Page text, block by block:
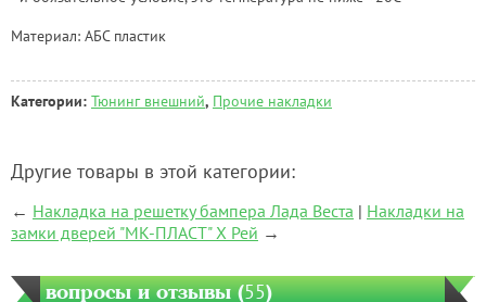
Материал: АБС пластик
Категории: Тюнинг внешний, Прочие накладки
Другие товары в этой категории:
← Накладка на решетку бампера Лада Веста | Накладки на
замки дверей "МК-ПЛАСТ" Х Рей →
вопросы и отзывы (55)